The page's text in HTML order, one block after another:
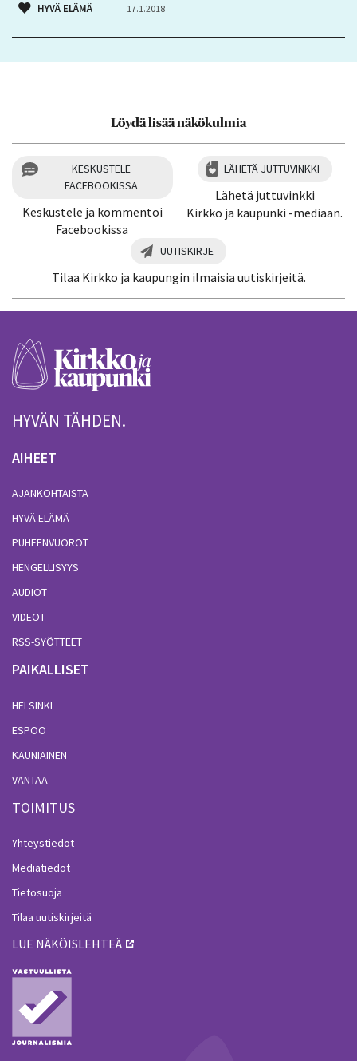
HYVÄ ELÄMÄ 17.1.2018
Löydä lisää näkökulmia
KESKUSTELE
FACEBOOKISSA
Keskustele ja kommentoi
Facebookissa
LÄHETÄ JUTTUVINKKI
Lähetä juttuvinkki
Kirkko ja kaupunki -mediaan.
UUTISKIRJE
Tilaa Kirkko ja kaupungin ilmaisia uutiskirjeitä.
HYVÄN TÄHDEN.
AIHEET
AJANKOHTAISTA
HYVÄ ELÄMÄ
PUHEENVUOROT
HENGELLISYYS
AUDIOT
VIDEOT
RSS-SYÖTTEET
PAIKALLISET
HELSINKI
ESPOO
KAUNIAINEN
VANTAA
TOIMITUS
Yhteystiedot
Mediatiedot
Tietosuoja
Tilaa uutiskirjeitä
LUE NÄKÖISLEHTEÄ